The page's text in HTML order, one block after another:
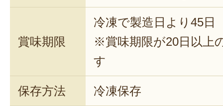
賞味期限
冷凍で製造日より45日
※賞味期限が20日以上
す
保存方法 冷凍保存